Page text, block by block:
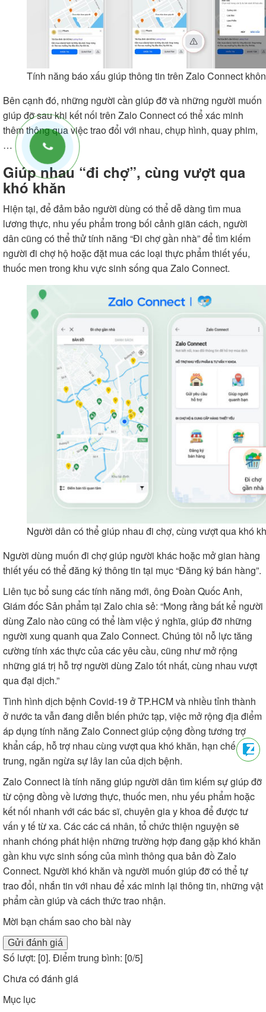
Tính năng báo xấu giúp thông tin trên Zalo Connect
Bên cạnh đó, những người cần giúp đỡ và những người muốn
giúp đỡ sau khi kết nối trên Zalo Connect có thể xác minh
thêm thông qua việc trao đổi với nhau, chụp hình, quay phim,
…
Giúp nhau “đi chợ”, cùng vượt qua
khó khăn
Hiện tại, để đảm bảo người dùng có thể dễ dàng tìm mua
lương thực, nhu yếu phẩm trong bối cảnh giãn cách, người
dân cũng có thể thử tính năng “Đi chợ gần nhà” để tìm kiếm
người đi chợ hộ hoặc đặt mua các loại thực phẩm thiết yếu,
thuốc men trong khu vực sinh sống qua Zalo Connect.
Người dân có thể giúp nhau đi chợ, cùng vượt qua khó
Người dùng muốn đi chợ giúp người khác hoặc mở gian hàng
thiết yếu có thể đăng ký thông tin tại mục “Đăng ký bán hàng”.
Liên tục bổ sung các tính năng mới, ông Đoàn Quốc Anh,
Giám đốc Sản phẩm tại Zalo chia sẻ: “Mong rằng bất kể người
dùng Zalo nào cũng có thể làm việc ý nghĩa, giúp đỡ những
người xung quanh qua Zalo Connect. Chúng tôi nỗ lực tăng
cường tính xác thực của các yêu cầu, cũng như mở rộng
những giá trị hỗ trợ người dùng Zalo tốt nhất, cùng nhau vượt
qua đại dịch.”
Tình hình dịch bệnh Covid-19 ở TP.HCM và nhiều tỉnh thành
ở nước ta vẫn đang diễn biến phức tạp, việc mở rộng địa điểm
áp dụng tính năng Zalo Connect giúp cộng đồng tương trợ
khẩn cấp, hỗ trợ nhau cùng vượt qua khó khăn, hạn chế tập
trung, ngăn ngừa sự lây lan của dịch bệnh.
Zalo Connect là tính năng giúp người dân tìm kiếm sự giúp đỡ
từ cộng đồng về lương thực, thuốc men, nhu yếu phẩm hoặc
kết nối nhanh với các bác sĩ, chuyên gia y khoa để được tư
vấn y tế từ xa. Các các cá nhân, tổ chức thiện nguyện sẽ
nhanh chóng phát hiện những trường hợp đang gặp khó khăn
gần khu vực sinh sống của mình thông qua bản đồ Zalo
Connect. Người khó khăn và người muốn giúp đỡ có thể tự
trao đổi, nhắn tin với nhau để xác minh lại thông tin, những vật
phẩm cần giúp và cách thức trao nhận.
Mời bạn chấm sao cho bài này
Gửi đánh giá
Số lượt: [0]. Điểm trung bình: [0/5]
Chưa có đánh giá
Mục lục